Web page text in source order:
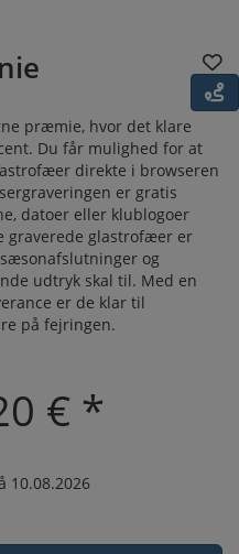
præmie, hvor det klare
Du får mulighed for at
direkte i browseren
er gratis
datoer eller klublogoer
graverede glastrofæer er
og
udtryk skal til. Med en
er de klar til
på fejringen.
€ *
10.08.2026